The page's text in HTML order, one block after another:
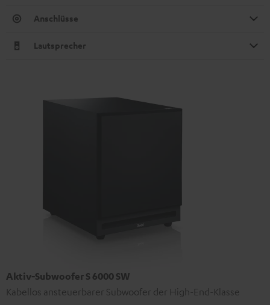
Anschlüsse
Lautsprecher
Aktiv-Subwoofer S 6000 SW
Kabellos ansteuerbarer Subwoofer der High-End-Klasse